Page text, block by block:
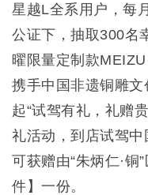
星越L全系用户，每
公证下，抽取300名
曜限量定制款
携手中国非遗铜雕
起“试驾有礼，礼赠
礼活动，到店试驾
可获赠由“朱炳仁·铜
件】一份。